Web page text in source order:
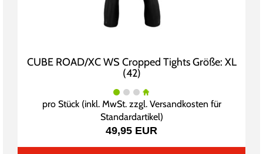
CUBE ROAD/XC WS Cropped Tights Größe: XL
(42)
pro Stück (inkl. MwSt. zzgl. Versandkosten für
Standardartikel)
49,95 EUR